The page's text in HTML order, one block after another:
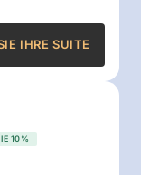
IHRE SUITE
10%